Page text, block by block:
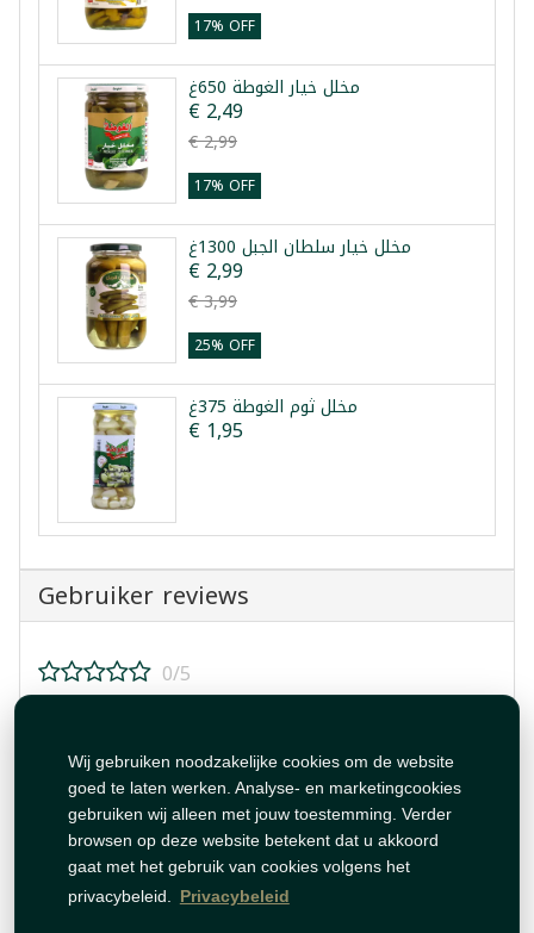
Wij gebruiken noodzakelijke cookies om de website
goed te laten werken. Analyse- en marketingcookies
gebruiken wij alleen met jouw toestemming. Verder
browsen op deze website betekent dat u akkoord
gaat met het gebruik van cookies volgens het
privacybeleid. Privacybeleid
17% OFF
مخلل خيار الغوطة 650غ
€ 2,49
€ 2,99
17% OFF
مخلل خيار سلطان الجبل 1300غ
€ 2,99
€ 3,99
25% OFF
مخلل ثوم الغوطة 375غ
€ 1,95
Gebruiker reviews
0/5
Beoordeling plaatsen